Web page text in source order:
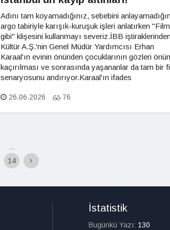
Adını tam koyamadığınız, sebebini
argo tabiriyle karışık-kuruşuk işleri anlatırken "Film
gibi" klişesini kullanmayı severiz.İBB iştiraklerinden
Kültür A.Ş.'nin Genel Müdür Yardımcısı Erhan
Karaal'ın evinin önünden çocuklarının gözleri
kaçırılması ve sonrasında yaşananlar da tam bir
senaryosunu andırıyor.Karaal'ın ifades
26.06.2026 76
...
14
İstatistik
Bugünkü Yazı: 130